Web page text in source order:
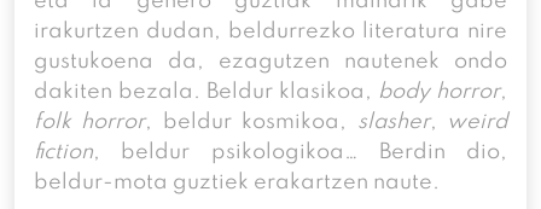
irakurtzen dudan, beldurrezko literatura nire
gustukoena da, ezagutzen nautenek ondo
dakiten bezala. Beldur klasikoa, body horror,
folk horror, beldur kosmikoa, slasher, weird
fiction, beldur psikologikoa… Berdin dio,
beldur-mota guztiek erakartzen naute.